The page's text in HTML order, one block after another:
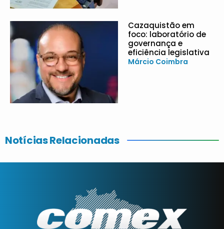
Cazaquistão em
foco: laboratório de
governança e
eficiência legislativa
Márcio Coimbra
Notícias Relacionadas